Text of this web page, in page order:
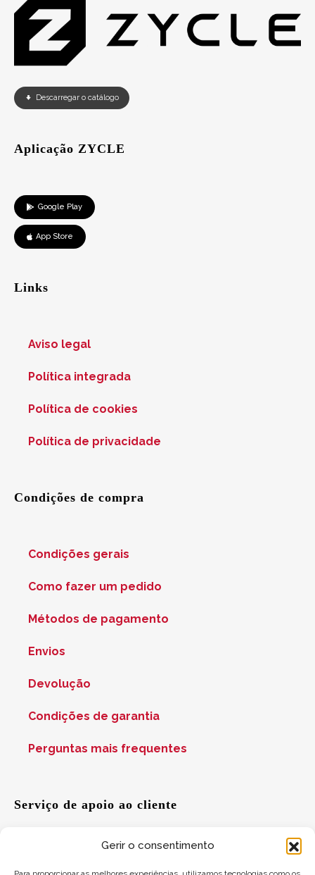
Gerir o consentimento
Descarregar o catálogo
Aplicação ZYCLE
Google Play
App Store
Links
Aviso legal
Política integrada
Política de cookies
Política de privacidade
Condições de compra
Condições gerais
Como fazer um pedido
Métodos de pagamento
Envios
Devolução
Condições de garantia
Perguntas mais frequentes
Serviço de apoio ao cliente